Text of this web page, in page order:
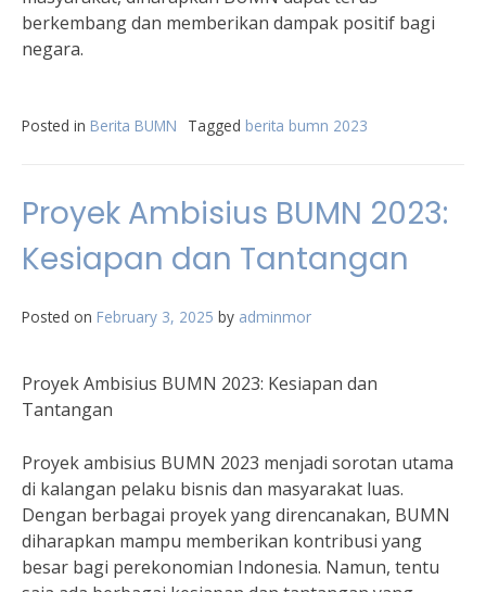
berkembang dan memberikan dampak positif bagi
negara.
Posted in Berita BUMN Tagged berita bumn 2023
Proyek Ambisius BUMN 2023:
Kesiapan dan Tantangan
Posted on February 3, 2025 by adminmor
Proyek Ambisius BUMN 2023: Kesiapan dan
Tantangan
Proyek ambisius BUMN 2023 menjadi sorotan utama
di kalangan pelaku bisnis dan masyarakat luas.
Dengan berbagai proyek yang direncanakan, BUMN
diharapkan mampu memberikan kontribusi yang
besar bagi perekonomian Indonesia. Namun, tentu